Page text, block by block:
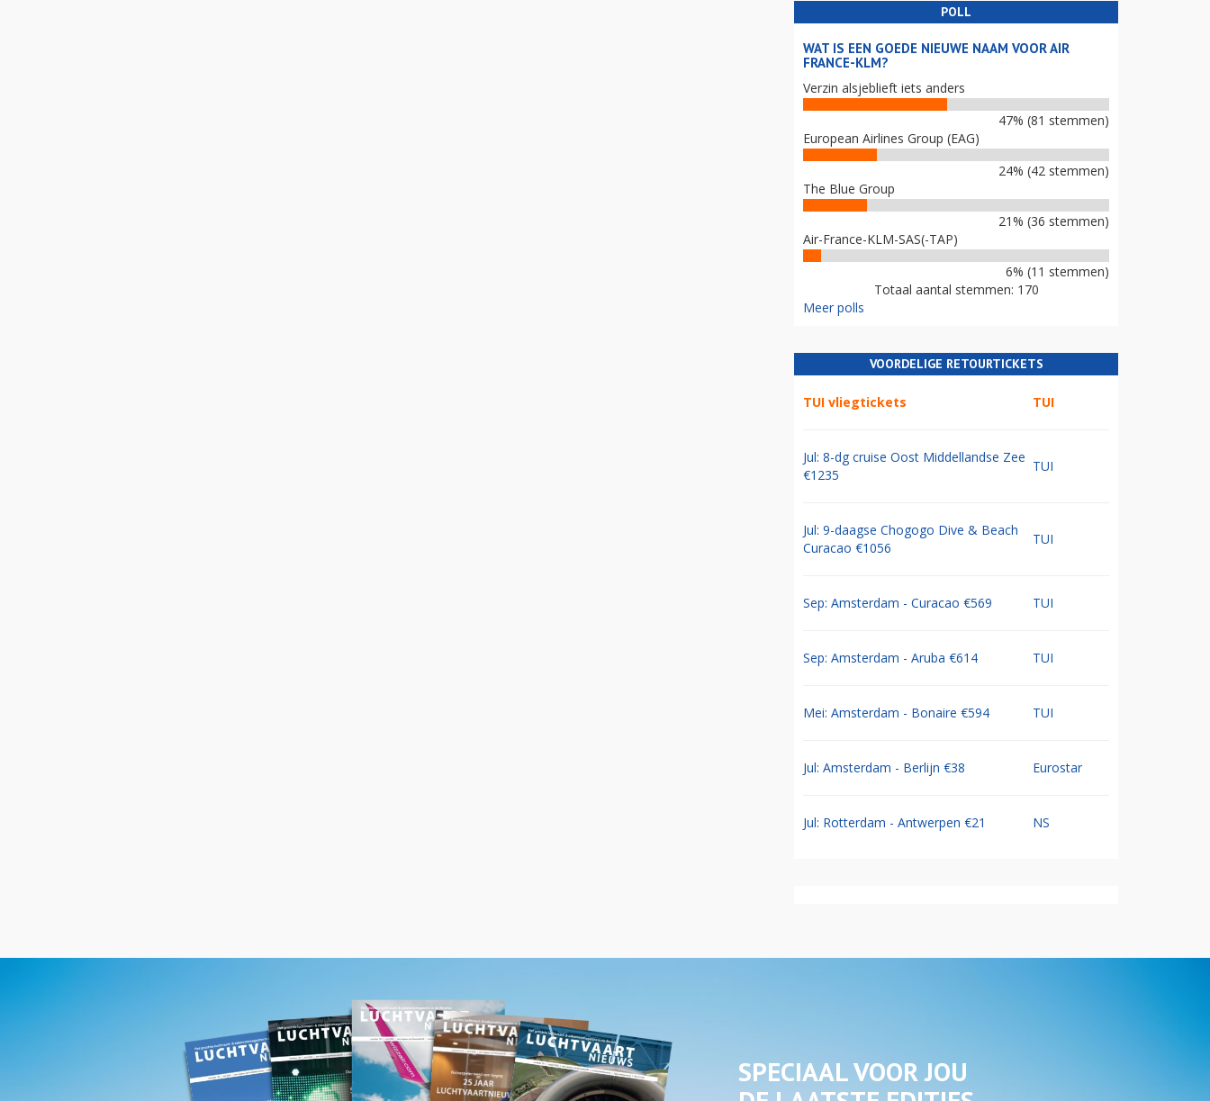
POLL
WAT IS EEN GOEDE NIEUWE NAAM VOOR AIR
FRANCE-KLM?
Verzin alsjeblieft iets anders
47% (81 stemmen)
European Airlines Group (EAG)
24% (42 stemmen)
The Blue Group
21% (36 stemmen)
Air-France-KLM-SAS(-TAP)
6% (11 stemmen)
Totaal aantal stemmen: 170
Meer polls
VOORDELIGE RETOURTICKETS
TUI vliegtickets TUI
Jul: 8-dg cruise Oost Middellandse Zee
€1235
TUI
Jul: 9-daagse Chogogo Dive & Beach
Curacao €1056
TUI
Sep: Amsterdam - Curacao €569 TUI
Sep: Amsterdam - Aruba €614 TUI
Mei: Amsterdam - Bonaire €594 TUI
Jul: Amsterdam - Berlijn €38 Eurostar
Jul: Rotterdam - Antwerpen €21 NS
SPECIAAL VOOR JOU